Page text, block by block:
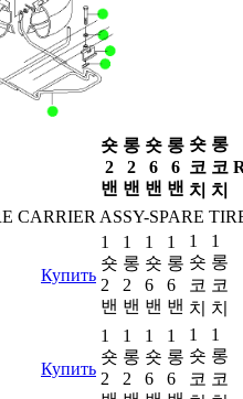
숏
2
밴
롱
2
밴
숏
6
밴
롱
6
밴
숏
코
치
롱
코
치
CARRIER ASSY-SPARE
Купить
1
숏
2
밴
1
롱
2
밴
1
숏
6
밴
1
롱
6
밴
1
숏
코
치
1
롱
코
치
Купить
1
숏
2
1
롱
2
1
숏
6
1
롱
6
1
숏
코
1
롱
코